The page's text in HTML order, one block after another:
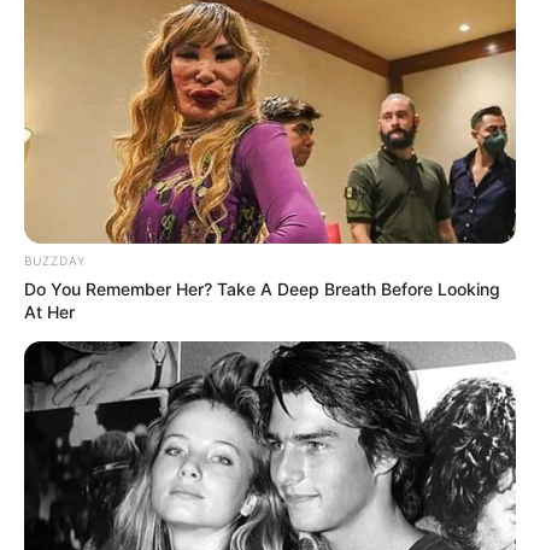
Serem! 9 Chat Ojek Online &
Pelanggan Ini Bikin Auto
Merinding
Bikin Ngakak, 10 Potret
Cosplay Murah Pakai Bahan
Seadanya
BUZZDAY
Do You Remember Her? Take A Deep Breath Before Looking
At Her